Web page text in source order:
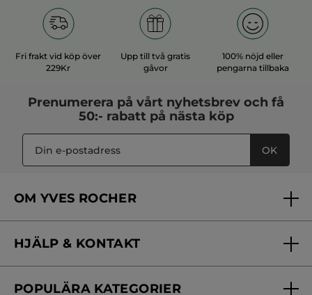
Fri frakt vid köp över
229Kr
Upp till två gratis
gåvor
100% nöjd eller
pengarna tillbaka
Prenumerera på vårt nyhetsbrev och få
50:- rabatt på nästa köp
OK
OM YVES ROCHER
Vårt engagemang
HJÄLP & KONTAKT
POPULÄRA KATEGORIER